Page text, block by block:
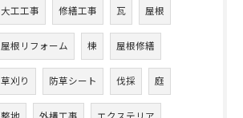
大工工事 修繕工事 瓦 屋根
屋根リフォーム 棟 屋根修繕
草刈り 防草シート 伐採 庭